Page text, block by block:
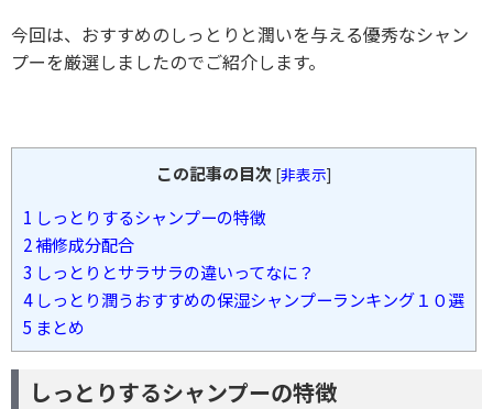
今回は、おすすめのしっとりと潤いを与える優秀なシャン
プーを厳選しましたのでご紹介します。
この記事の目次 [非表示]
1 しっとりするシャンプーの特徴
2補修成分配合
3 しっとりとサラサラの違いってなに？
4しっとり潤うおすすめの保湿シャンプーランキング１０選
5 まとめ
しっとりするシャンプーの特徴